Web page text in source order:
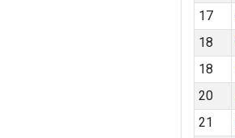
17
18
18
20
21